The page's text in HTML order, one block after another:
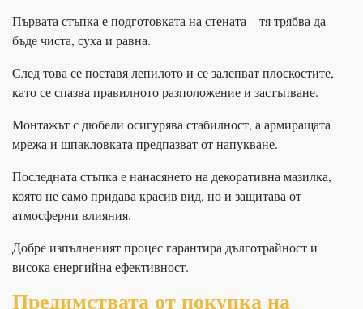
Първата стъпка е подготовката на стената – тя трябва да
бъде чиста, суха и равна.
След това се поставя лепилото и се залепват плоскостите,
като се спазва правилното разположение и застъпване.
Монтажът с дюбели осигурява стабилност, а армиращата
мрежа и шпакловката предпазват от напукване.
Последната стъпка е нанасянето на декоративна мазилка,
която не само придава красив вид, но и защитава от
атмосферни влияния.
Добре изпълненият процес гарантира дълготрайност и
висока енергийна ефективност.
Предимствата от покупка на